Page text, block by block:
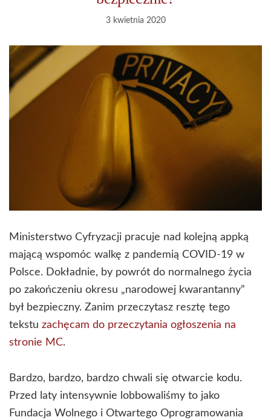
3 kwietnia 2020
Ministerstwo Cyfryzacji pracuje nad kolejną appką
mającą wspomóc walkę z pandemią COVID-19 w
Polsce. Dokładnie, by powrót do normalnego życia
po zakończeniu okresu „narodowej kwarantanny”
był bezpieczny. Zanim przeczytasz resztę tego
tekstu zachęcam do przeczytania ogłoszenia na
stronie MC.
Bardzo, bardzo, bardzo chwali się otwarcie kodu.
Przed laty intensywnie lobbowaliśmy to jako
Fundacja Wolnego i Otwartego Oprogramowania